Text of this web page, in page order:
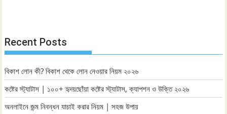
Recent Posts
বিকাশ লোন কী? বিকাশ থেকে লোন নেওয়ার নিয়ম ২০২৬
কষ্টের স্ট্যাটাস | ১০০+ হৃদয়ছোঁয়া কষ্টের স্ট্যাটাস, ক্যাপশন ও উক্তি ২০২৬
অনলাইনে জন্ম নিবন্ধন যাচাই করার নিয়ম | সহজ উপায়